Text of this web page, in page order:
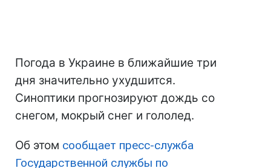
Погода в Украине в ближайшие три
дня значительно ухудшится.
Синоптики прогнозируют дождь со
снегом, мокрый снег и гололед.
Об этом сообщает пресс-служба
Государственной службы по